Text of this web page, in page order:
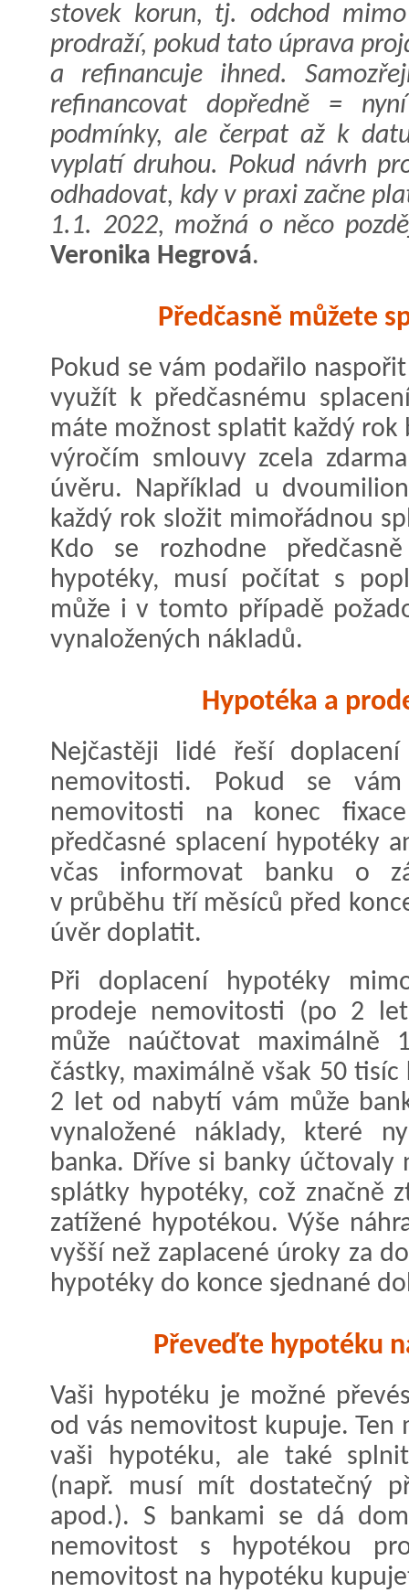
stovek korun, tj. odchod
prodraží, pokud tato úprava
a refinancuje ihned.
refinancovat dopředně =
podmínky, ale čerpat až k
vyplatí druhou. Pokud návrh
odhadovat, kdy v praxi začne
1.1. 2022, možná o něco
Veronika Hegrová.
Předčasně můžete
Pokud se vám podařilo
využít k předčasnému
máte možnost splatit každý
výročím smlouvy zcela
úvěru. Například u
každý rok složit mimořádnou
Kdo se rozhodne
hypotéky, musí počítat s
může i v tomto případě
vynaložených nákladů.
Hypotéka a
Nejčastěji lidé řeší
nemovitosti. Pokud se
nemovitosti na konec
předčasné splacení hypotéky
včas informovat banku o
v průběhu tří měsíců před
úvěr doplatit.
Při doplacení hypotéky
prodeje nemovitosti (po 2
může naúčtovat maximálně
částky, maximálně však 50
2 let od nabytí vám může
vynaložené náklady, které
banka. Dříve si banky účtovaly
splátky hypotéky, což značně
zatížené hypotékou. Výše
vyšší než zaplacené úroky za
hypotéky do konce sjednané
Převeďte hypotéku
Vaši hypotéku je možné
od vás nemovitost kupuje.
vaši hypotéku, ale také
(např. musí mít dostatečný
apod.). S bankami se dá
nemovitost s hypotékou
nemovitost na hypotéku